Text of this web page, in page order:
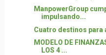
ManpowerGroup
impulsando...
Cuatro destinos para
MODELO DE
LOS 4 ...